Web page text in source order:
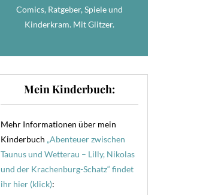
Comics, Ratgeber, Spiele und
Kinderkram. Mit Glitzer.
Mein Kinderbuch:
Mehr Informationen über mein
Kinderbuch „Abenteuer zwischen
Taunus und Wetterau – Lilly, Nikolas
und der Krachenburg-Schatz“ findet
ihr hier (klick):